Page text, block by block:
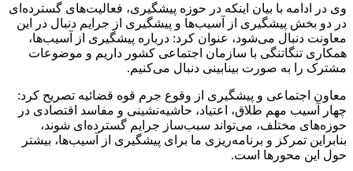
وی در ادامه با بیان اینکه در حوزه پیشگیری، فعالیت‌های گسترده‌ای
در دو بخش پیشگیری از آسیب‌ها و پیشگیری از جرایم دنبال در این
معاونت دنبال می‌شود، عنوان کرد: درباره پیشگیری از آسیب‌ها،
همکاری تنگاتنگی با سازمان اجتماعی کشور داریم و موضوعات
مشترک را به صورت بینابینی دنبال می‌کنیم.
معاون اجتماعی و پیشگیری از وقوع جرم قوه قضائیه تصریح کرد:
چهار آسیب مهم طلاق، اعتیاد، حاشیه‌نشینی و مفاسد اقتصادی در
حوزه‌های مختلف، می‌تواند سبب‌ساز جرایم گسترده‌ای شوند،
بنابراین تمرکز و برنامه‌ریزی ما برای پیشگیری از آسیب‌ها، بیشتر
حول این محورها است.